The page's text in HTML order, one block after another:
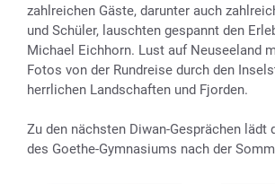
zahlreichen Gäste, darunter auch
und Schüler, lauschten gespannt den
Michael Eichhorn. Lust auf Neuseeland
Fotos von der Rundreise durch den
herrlichen Landschaften und Fjorden.
Zu den nächsten Diwan-Gesprächen lädt
des Goethe-Gymnasiums nach der